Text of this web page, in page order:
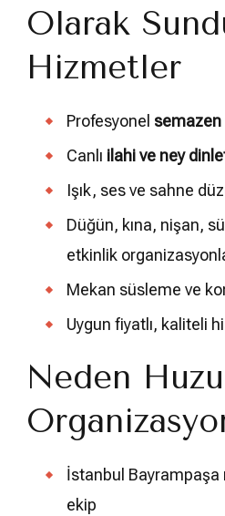
Olarak
Hizmetler
Profesyonel semazen
Canlı ilahi ve ney
Işık, ses ve sahne
Düğün, kına, nişan,
etkinlik
Mekan süsleme ve
Uygun fiyatlı, kaliteli
Neden
İstanbul
ekip